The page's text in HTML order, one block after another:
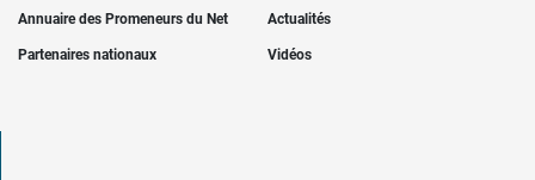
Annuaire des Promeneurs du Net Actualités
Partenaires nationaux Vidéos